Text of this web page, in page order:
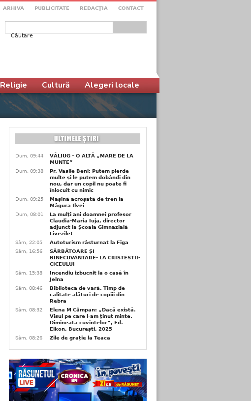
ARHIVA PUBLICITATE REDACŢIA CONTACT
Formular de căutare
Religie Cultură Alegeri locale
Dum, 09:44
VĂLIUG – O ALTĂ „MARE DE LA
MUNTE”
Dum, 09:38
Pr. Vasile Beni: Putem pierde
multe și le putem dobândi din
nou, dar un copil nu poate fi
înlocuit cu nimic
Dum, 09:25
Mașină acroșată de tren la
Măgura Ilvei
Dum, 08:01
La mulți ani doamnei profesor
Claudia-Maria Iuja, director
adjunct la Școala Gimnazială
Livezile!
Sâm, 22:05
Autoturism răsturnat la Figa
Sâm, 16:56
SĂRBĂTOARE ȘI
BINECUVÂNTARE- LA CRISTEȘTII-
CICEULUI
Sâm, 15:38
Incendiu izbucnit la o casă în
Jelna
Sâm, 08:46
Biblioteca de vară. Timp de
calitate alături de copiii din
Rebra
Sâm, 08:32
Elena M Câmpan: „Dacă există.
Visul pe care l-am ținut minte.
Dimineața cuvintelor”, Ed.
Eikon, București, 2025
Sâm, 08:26
Zile de grație la Teaca